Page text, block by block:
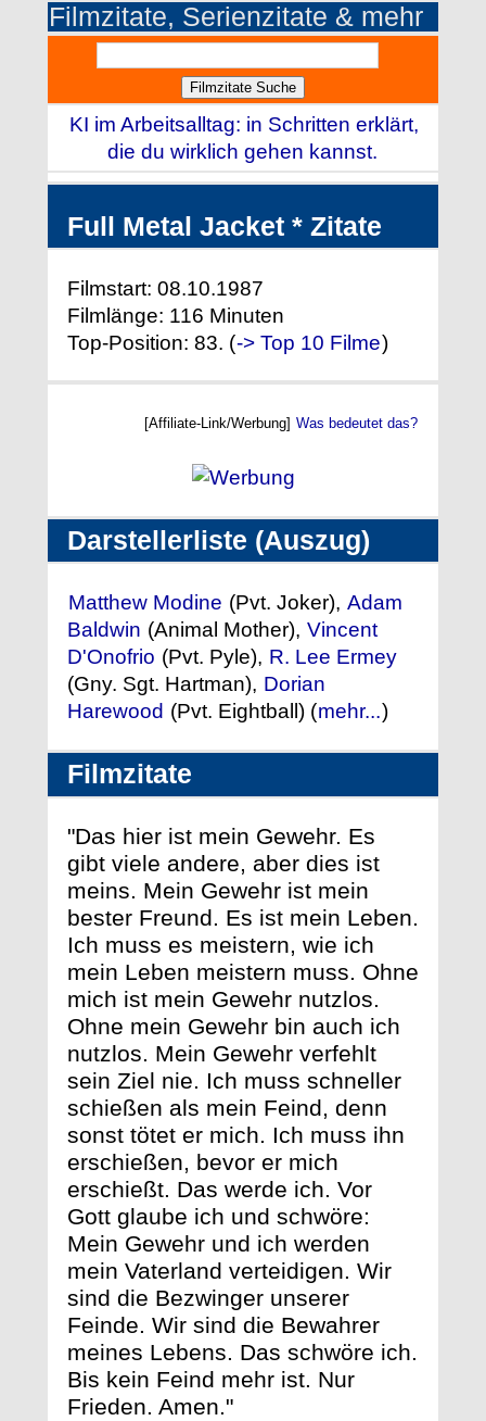
Filmzitate, Serienzitate & mehr
KI im Arbeitsalltag: in Schritten erklärt,
die du wirklich gehen kannst.
Full Metal Jacket * Zitate
Filmstart: 08.10.1987
Filmlänge: 116 Minuten
Top-Position: 83. (-> Top 10 Filme)
[Affiliate-Link/Werbung] Was bedeutet das?
Darstellerliste (Auszug)
Matthew Modine (Pvt. Joker), Adam
Baldwin (Animal Mother), Vincent
D'Onofrio (Pvt. Pyle), R. Lee Ermey
(Gny. Sgt. Hartman), Dorian
Harewood (Pvt. Eightball) (mehr...)
Filmzitate
"Das hier ist mein Gewehr. Es
gibt viele andere, aber dies ist
meins. Mein Gewehr ist mein
bester Freund. Es ist mein Leben.
Ich muss es meistern, wie ich
mein Leben meistern muss. Ohne
mich ist mein Gewehr nutzlos.
Ohne mein Gewehr bin auch ich
nutzlos. Mein Gewehr verfehlt
sein Ziel nie. Ich muss schneller
schießen als mein Feind, denn
sonst tötet er mich. Ich muss ihn
erschießen, bevor er mich
erschießt. Das werde ich. Vor
Gott glaube ich und schwöre:
Mein Gewehr und ich werden
mein Vaterland verteidigen. Wir
sind die Bezwinger unserer
Feinde. Wir sind die Bewahrer
meines Lebens. Das schwöre ich.
Bis kein Feind mehr ist. Nur
Frieden. Amen."